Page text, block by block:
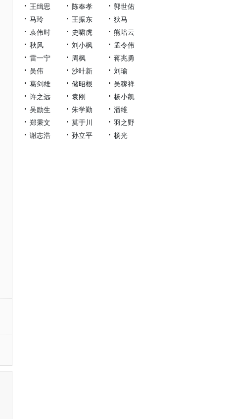
王缉思
陈奉孝
郭世佑
马玲
王振东
狄马
袁伟时
史啸虎
熊培云
秋风
刘小枫
孟令伟
雷一宁
周枫
蒋兆勇
吴伟
沙叶新
刘瑜
葛剑雄
储昭根
吴稼祥
许之远
袁刚
杨小凯
吴励生
朱学勤
潘维
郑秉文
莫于川
羽之野
谢志浩
孙立平 杨光